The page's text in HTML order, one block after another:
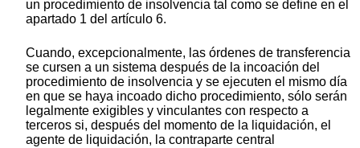
un procedimiento de insolvencia tal como se define en el
apartado 1 del artículo 6.
Cuando, excepcionalmente, las órdenes de transferencia
se cursen a un sistema después de la incoación del
procedimiento de insolvencia y se ejecuten el mismo día
en que se haya incoado dicho procedimiento, sólo serán
legalmente exigibles y vinculantes con respecto a
terceros si, después del momento de la liquidación, el
agente de liquidación, la contraparte central